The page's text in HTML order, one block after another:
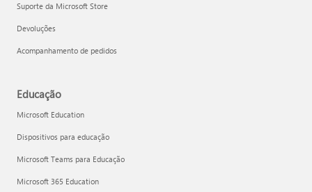
Suporte da Microsoft Store
Devoluções
Acompanhamento de pedidos
Educação
Microsoft Education
Dispositivos para educação
Microsoft Teams para Educação
Microsoft 365 Education